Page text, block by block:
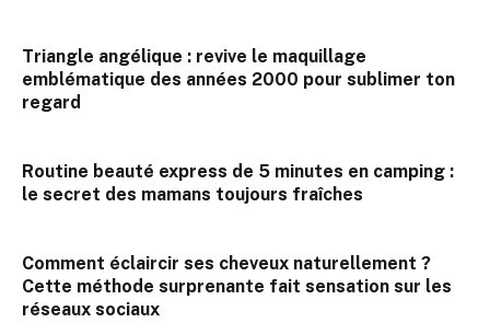
Triangle angélique : revive le maquillage
emblématique des années 2000 pour sublimer ton
regard
Routine beauté express de 5 minutes en camping :
le secret des mamans toujours fraîches
Comment éclaircir ses cheveux naturellement ?
Cette méthode surprenante fait sensation sur les
réseaux sociaux